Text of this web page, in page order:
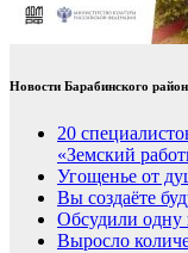
Новости Барабинского
20
«Земский
Угощенье от
Вы создаёте
Обсудили одну
Выросло